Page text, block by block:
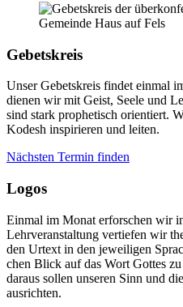
Gebets­kreis
Unser Gebets­kreis fin­det ein­mal
die­nen wir mit Geist, See­le und
sind stark pro­phe­tisch ori­en­tiert.
Kodesh inspi­rie­ren und lei­ten.
Nächs­ten Ter­min fin­den
Logos
Ein­mal im Monat erfor­schen wir
Lehr­ver­an­stal­tung ver­tie­fen wir
den Urtext in den jewei­li­gen
chen Blick auf das Wort Got­tes
dar­aus sol­len unse­ren Sinn und
aus­rich­ten.